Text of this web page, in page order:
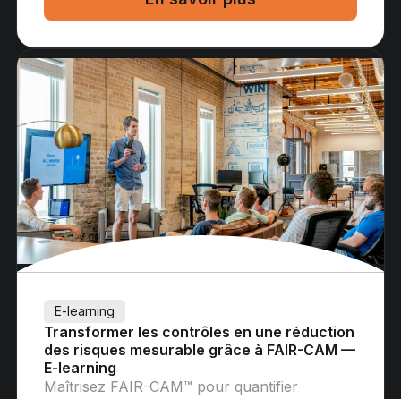
E-learning
Transformer les contrôles en une réduction
des risques mesurable grâce à FAIR-CAM —
E-learning
Maîtrisez FAIR-CAM™ pour quantifier